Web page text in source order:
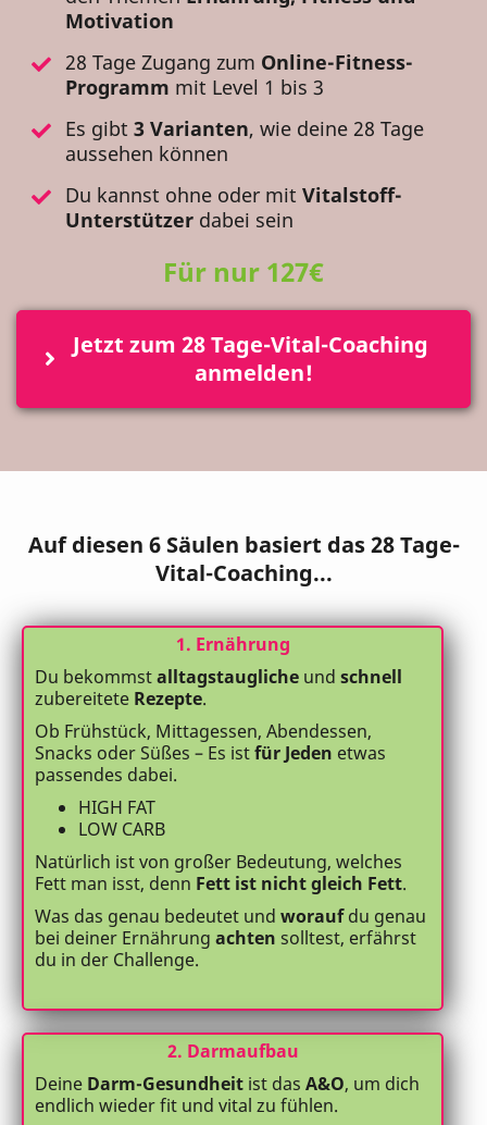
Motivation
28 Tage Zugang zum Online-Fitness-
Programm mit Level 1 bis 3
Es gibt 3 Varianten, wie deine 28 Tage
aussehen können
Du kannst ohne oder mit Vitalstoff-
Unterstützer dabei sein
Für nur 127€
Jetzt zum 28 Tage-Vital-Coaching
anmelden!
Auf diesen 6 Säulen basiert das 28 Tage-
Vital-Coaching...
1. Ernährung
Du bekommstalltagstaugliche und schnell
zubereitete Rezepte.
Ob Frühstück, Mittagessen, Abendessen,
Snacks oder Süßes – Es istfür Jeden etwas
passendes dabei.
HIGH FAT
LOW CARB
Natürlich ist von großer Bedeutung, welches
Fett man isst, denn Fett ist nicht gleich Fett.
Was das genau bedeutet und woraufdu genau
bei deiner Ernährung achten solltest, erfährst
du in der Challenge.
2. Darmaufbau
Deine Darm-Gesundheit ist das A&O, um dich
endlich wieder fit und vital zu fühlen.